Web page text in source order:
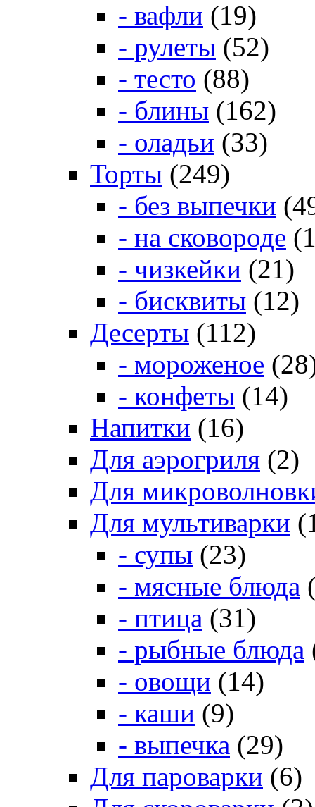
- вафли (19)
- рулеты (52)
- тесто (88)
- блины (162)
- оладьи (33)
Торты (249)
- без выпечки
- на сковороде
- чизкейки (21)
- бисквиты (12)
Десерты (112)
- мороженое
- конфеты (14)
Напитки (16)
Для аэрогриля (2)
Для
Для мультиварки
- супы (23)
- мясные блюда
- птица (31)
- рыбные блюда
- овощи (14)
- каши (9)
- выпечка (29)
Для пароварки (6)